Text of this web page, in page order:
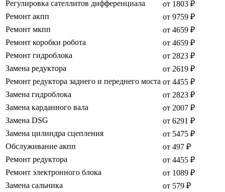
Регулировка сателлитов дифференциала
от 1803 ₽
Ремонт акпп
от 9759 ₽
Ремонт мкпп
от 4659 ₽
Ремонт коробки робота
от 4659 ₽
Ремонт гидроблока
от 2823 ₽
Замена редуктора
от 2619 ₽
Ремонт редуктора заднего и переднего моста от 4455 ₽
Замена гидроблока
от 2823 ₽
Замена карданного вала
от 2007 ₽
Замена DSG
от 6291 ₽
Замена цилиндра сцепления
от 5475 ₽
Обслуживание акпп
от 497 ₽
Ремонт редуктора
от 4455 ₽
Ремонт электронного блока
от 1089 ₽
Замена сальника
от 579 ₽